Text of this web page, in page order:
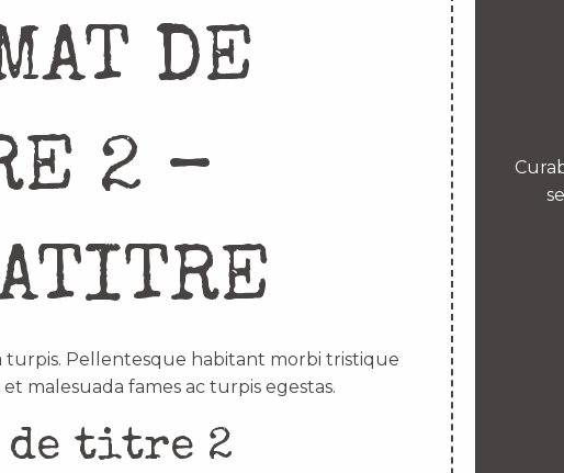
DE
2 –
Pellentesque habitant morbi tristique
malesuada fames ac turpis egestas.
de titre 2